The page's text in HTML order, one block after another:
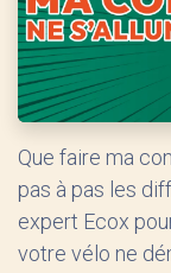
Que faire ma
pas à pas les
expert Ecox
votre vélo ne